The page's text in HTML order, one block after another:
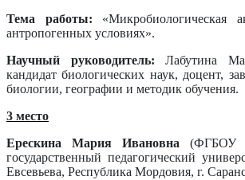
Тема работы: «Микробиологическая
антропогенных условиях».
Научный руководитель: Лабутина
кандидат биологических наук, доцент,
биологии, географии и методик обучения.
3 место
Ерескина Мария Ивановна (ФГБОУ
государственный педагогический
Евсевьева, Республика Мордовия, г.